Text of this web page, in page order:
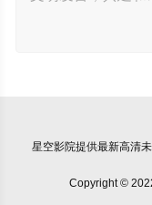
星空影院提供最新高清
Copyright ©